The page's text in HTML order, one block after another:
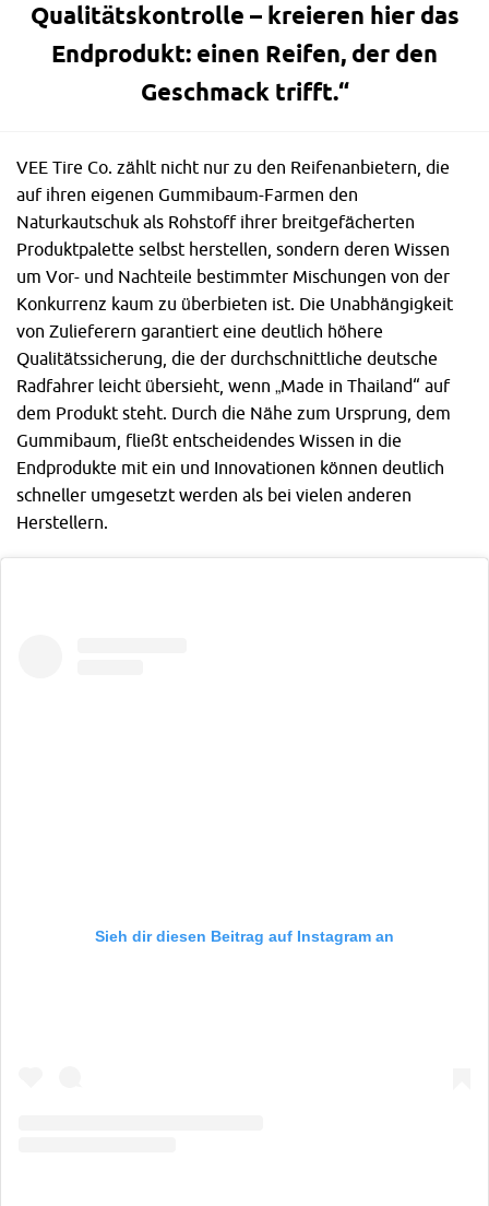
Qualitätskontrolle – kreieren hier das
Endprodukt: einen Reifen, der den
Geschmack trifft.“
VEE Tire Co. zählt nicht nur zu den Reifenanbietern, die
auf ihren eigenen Gummibaum-Farmen den
Naturkautschuk als Rohstoff ihrer breitgefächerten
Produktpalette selbst herstellen, sondern deren Wissen
um Vor- und Nachteile bestimmter Mischungen von der
Konkurrenz kaum zu überbieten ist. Die Unabhängigkeit
von Zulieferern garantiert eine deutlich höhere
Qualitätssicherung, die der durchschnittliche deutsche
Radfahrer leicht übersieht, wenn „Made in Thailand“ auf
dem Produkt steht. Durch die Nähe zum Ursprung, dem
Gummibaum, fließt entscheidendes Wissen in die
Endprodukte mit ein und Innovationen können deutlich
schneller umgesetzt werden als bei vielen anderen
Herstellern.
Sieh dir diesen Beitrag auf Instagram an